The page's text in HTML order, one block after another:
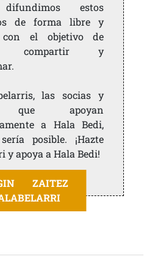
estos
de forma libre y
con el objetivo de
compartir y
las socias y
que apoyan
a Hala Bedi,
posible. ¡Hazte
y apoya a Hala Bedi!
ZAITEZ